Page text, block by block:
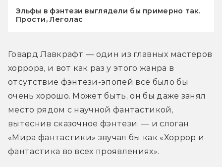
Эльфы в фэнтези выглядели бы примерно так.
Прости, Леголас
Говард Лавкрафт — один из главных мастеров
хоррора, и вот как раз у этого жанра в
отсутствие фэнтези-эпопей всё было бы
очень хорошо. Может быть, он бы даже занял
место рядом с научной фантастикой,
вытеснив сказочное фэнтези, — и слоган
«Мира фантастики» звучал бы как «Хоррор и
фантастика во всех проявлениях».